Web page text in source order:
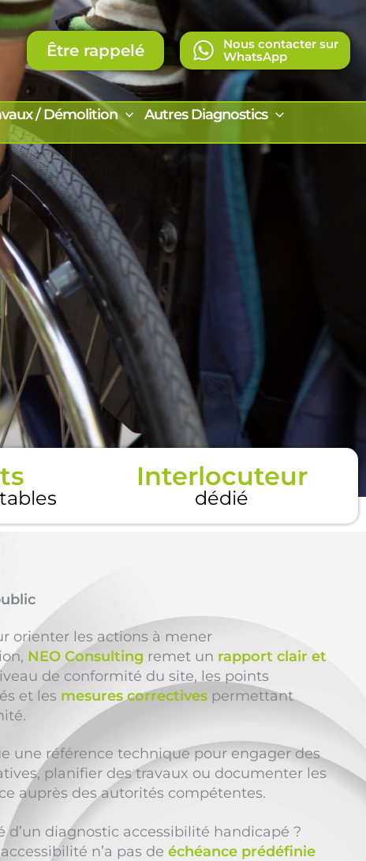
Être rappelé
Nous contacter sur
WhatsApp
/ Démolition
Autres Diagnostics
Interlocuteur
dédié
orienter les actions à mener
NEO Consulting remet un rapport clair et
de conformité du site, les points
et les mesures correctives permettant
une référence technique pour engager des
planifier des travaux ou documenter les
auprès des autorités compétentes.
diagnostic accessibilité handicapé ?
n’a pas de échéance prédéfinie